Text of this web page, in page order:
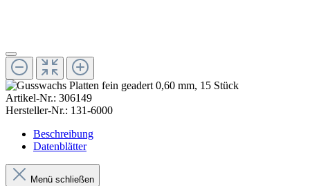
Artikel-Nr.: 306149
Hersteller-Nr.: 131-6000
Beschreibung
Datenblätter
Menü schließen